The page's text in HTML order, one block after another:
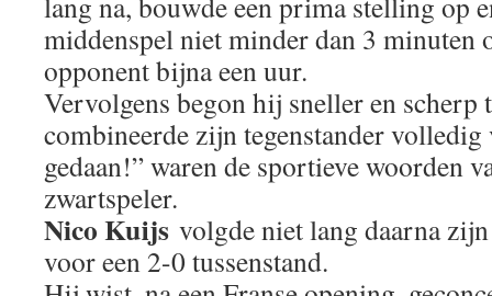
middenspel niet minder dan 3 minuten
opponent bijna een uur.
Vervolgens begon hij sneller en scherp
combineerde zijn tegenstander volledig
gedaan!” waren de sportieve woorden
zwartspeler.
Nico Kuijs volgde niet lang daarna
voor een 2-0 tussenstand.